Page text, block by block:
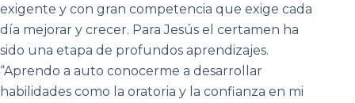
exigente y con gran competencia que exige cada
día mejorar y crecer. Para Jesús el certamen ha
sido una etapa de profundos aprendizajes.
“Aprendo a auto conocerme a desarrollar
habilidades como la oratoria y la confianza en mi